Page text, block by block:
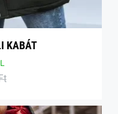
KABÁT